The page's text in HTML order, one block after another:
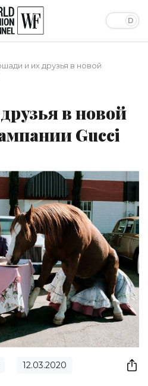
и их друзья в новой
в новой
Gucci
12.03.2020